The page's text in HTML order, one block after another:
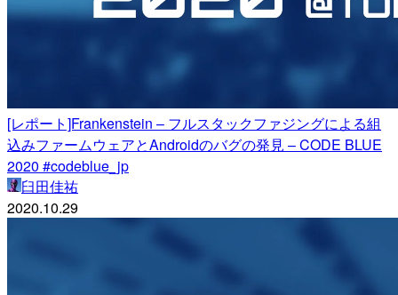
[レポート]Frankenstein – フルスタックファジングによる組
込みファームウェアとAndroidのバグの発見 – CODE BLUE
2020 #codeblue_jp
臼田佳祐
2020.10.29